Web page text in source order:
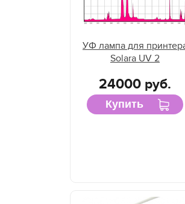
УФ лампа для
Solara UV 2
24000 руб.
Купить